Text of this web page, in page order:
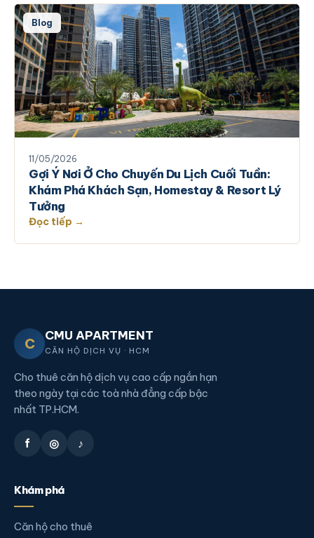
Blog
11/05/2026
Gợi Ý Nơi Ở Cho Chuyến Du Lịch Cuối Tuần:
Khám Phá Khách Sạn, Homestay & Resort Lý
Tưởng
Đọc tiếp →
C CMU APARTMENT
CĂN HỘ DỊCH VỤ · HCM
Cho thuê căn hộ dịch vụ cao cấp ngắn hạn
theo ngày tại các toà nhà đẳng cấp bậc
nhất TP.HCM.
f ◎ ♪
Khám phá
Căn hộ cho thuê